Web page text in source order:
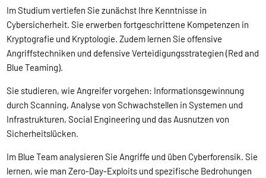
Im Studium vertiefen Sie zunächst Ihre Kenntnisse in
Cybersicherheit. Sie erwerben fortgeschrittene Kompetenzen in
Kryptografie und Kryptologie. Zudem lernen Sie offensive
Angriffstechniken und defensive Verteidigungsstrategien (Red and
Blue Teaming).
Sie studieren, wie Angreifer vorgehen: Informationsgewinnung
durch Scanning, Analyse von Schwachstellen in Systemen und
Infrastrukturen, Social Engineering und das Ausnutzen von
Sicherheitslücken.
Im Blue Team analysieren Sie Angriffe und üben Cyberforensik. Sie
lernen, wie man Zero-Day-Exploits und spezifische Bedrohungen